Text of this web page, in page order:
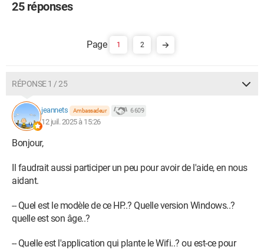
25 réponses
1 2
RÉPONSE 1 / 25
jeannets Ambassadeur 6 609
12 juil. 2025 à 15:26
Bonjour,
Il faudrait aussi participer un peu pour avoir de l'aide, en nous
aidant.
-- Quel est le modèle de ce HP..? Quelle version Windows..?
quelle est son âge..?
-- Quelle est l'application qui plante le Wifi..? ou est-ce pour